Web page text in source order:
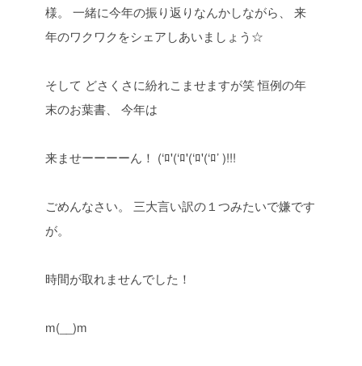
様。
一緒に今年の振り返りなんかしながら、
来
年のワクワクをシェアしあいましょう☆
そして どさくさに紛れこませますが笑恒例の年
末のお葉書、
今年は
来ませーーーーん！ (‘ﾛ'(‘ﾛ'(‘ﾛ'(‘ﾛ’ )!!!
ごめんなさい。
三大言い訳の１つみたいで嫌です
が。
時間が取れませんでした！
m(__)m